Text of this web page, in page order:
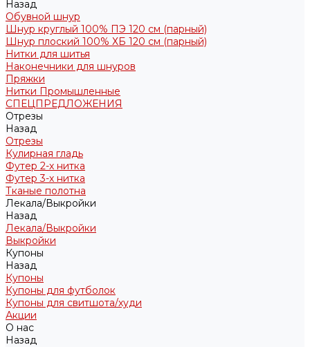
Назад
Обувной шнур
Шнур круглый 100% ПЭ 120 см (парный)
Шнур плоский 100% ХБ 120 см (парный)
Нитки для шитья
Наконечники для шнуров
Пряжки
Нитки Промышленные
СПЕЦПРЕДЛОЖЕНИЯ
Отрезы
Назад
Отрезы
Кулирная гладь
Футер 2-х нитка
Футер 3-х нитка
Тканые полотна
Лекала/Выкройки
Назад
Лекала/Выкройки
Выкройки
Купоны
Назад
Купоны
Купоны для футболок
Купоны для свитшота/худи
Акции
О нас
Назад